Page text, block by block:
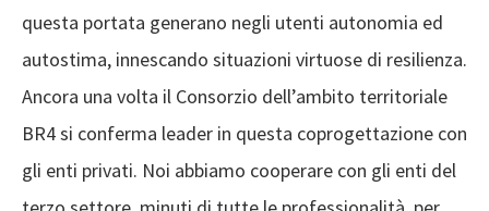
questa portata generano negli utenti autonomia ed
autostima, innescando situazioni virtuose di resilienza.
Ancora una volta il Consorzio dell’ambito territoriale
BR4 si conferma leader in questa coprogettazione con
gli enti privati. Noi abbiamo cooperare con gli enti del